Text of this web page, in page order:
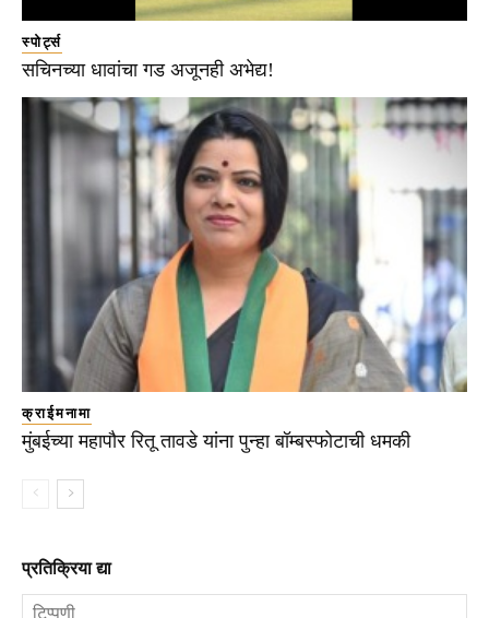
स्पोर्ट्स
सचिनच्या धावांचा गड अजूनही अभेद्य!
क्राईमनामा
मुंबईच्या महापौर रितू तावडे यांना पुन्हा बॉम्बस्फोटाची धमकी
प्रतिक्रिया द्या